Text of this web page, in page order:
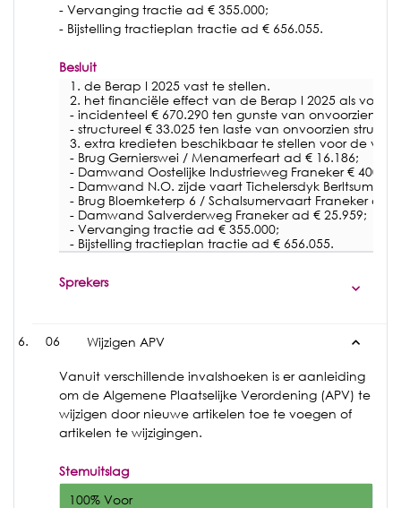
- Vervanging tractie ad € 355.000;
- Bijstelling tractieplan tractie ad € 656.055.
Besluit
1. de Berap I 2025 vast te stellen.
2. het financiële effect van de Berap I 2025 als volgt
- incidenteel € 670.290 ten gunste van onvoorzien
- structureel € 33.025 ten laste van onvoorzien
3. extra kredieten beschikbaar te stellen voor de
- Brug Gernierswei / Menamerfeart ad € 16.186;
- Damwand Oostelijke Industrieweg Franeker €
- Damwand N.O. zijde vaart Tichelersdyk Berltsum €
- Brug Bloemketerp 6 / Schalsumervaart Franeker ad
- Damwand Salverderweg Franeker ad € 25.959;
- Vervanging tractie ad € 355.000;
- Bijstelling tractieplan tractie ad € 656.055.
Sprekers
06 Wijzigen APV
Vanuit verschillende invalshoeken is er aanleiding
om de Algemene Plaatselijke Verordening (APV) te
wijzigen door nieuwe artikelen toe te voegen of
artikelen te wijzigingen.
Stemuitslag
100% Voor